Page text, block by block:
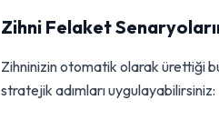
Zihni Felaket
Zihninizin otomatik olarak ürettiği
stratejik adımları uygulayabilirsiniz: